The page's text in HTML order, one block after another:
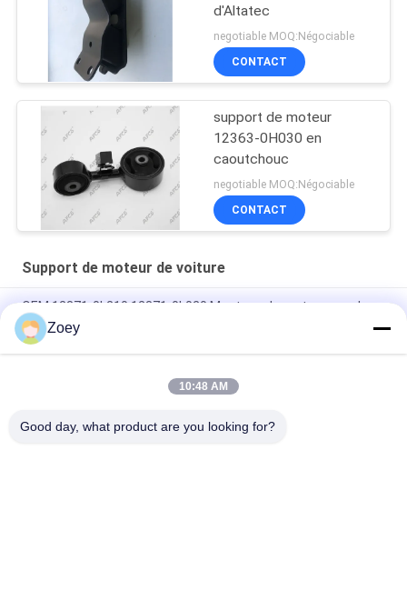
d'Altatec
negotiable MOQ:Négociable
CONTACT
support de moteur
12363-0H030 en
caoutchouc
negotiable MOQ:Négociable
CONTACT
Support de moteur de voiture
OEM 12371-0L210 12371-0L020 Montage du moteur pour le
pick-up TOYOTA HILUXVIII
OEM 12361-31210 1236131210 Montage du moteur pour
Zoey
10:48 AM
Good day, what product are you looking for?